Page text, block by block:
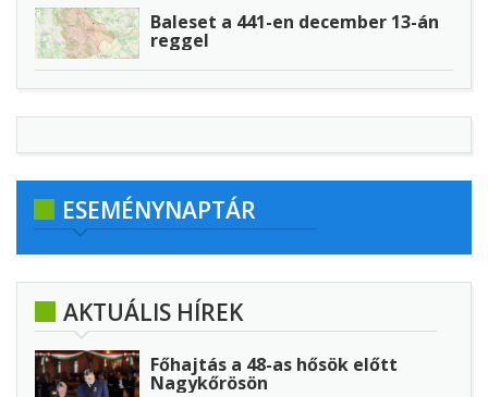
Baleset a 441-en december 13-án
reggel
ESEMÉNYNAPTÁR
AKTUÁLIS HÍREK
Főhajtás a 48-as hősök előtt
Nagykőrösön